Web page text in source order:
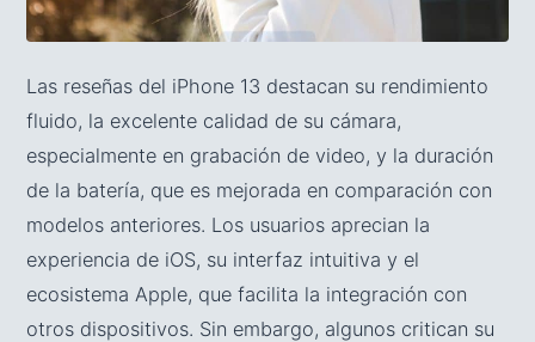
Las reseñas del iPhone 13 destacan su rendimiento
fluido, la excelente calidad de su cámara,
especialmente en grabación de video, y la duración
de la batería, que es mejorada en comparación con
modelos anteriores. Los usuarios aprecian la
experiencia de iOS, su interfaz intuitiva y el
ecosistema Apple, que facilita la integración con
otros dispositivos. Sin embargo, algunos critican su